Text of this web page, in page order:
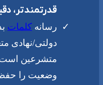
قدرتمندتر،
رسانه کلمات
دولتی/نهادی
متشرعین است
وضعیت را